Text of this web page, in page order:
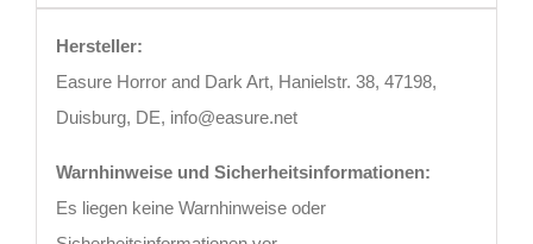
Hersteller:
Easure Horror and Dark Art, Hanielstr. 38, 47198,
Duisburg, DE, info@easure.net
Warnhinweise und Sicherheitsinformationen:
Es liegen keine Warnhinweise oder